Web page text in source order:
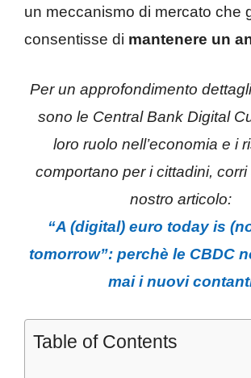
un meccanismo di mercato che
consentisse di mantenere un
Per un approfondimento
sono le Central Bank Digital
loro ruolo nell’economia e i
comportano per i cittadini,
nostro articolo:
“A (digital) euro today is
tomorrow”: perchè le CBDC
mai i nuovi
Table of Contents